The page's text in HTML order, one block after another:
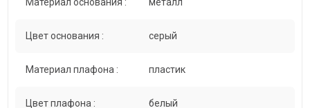
Цвет основания : серый
Материал плафона : пластик
Цвет плафона : белый